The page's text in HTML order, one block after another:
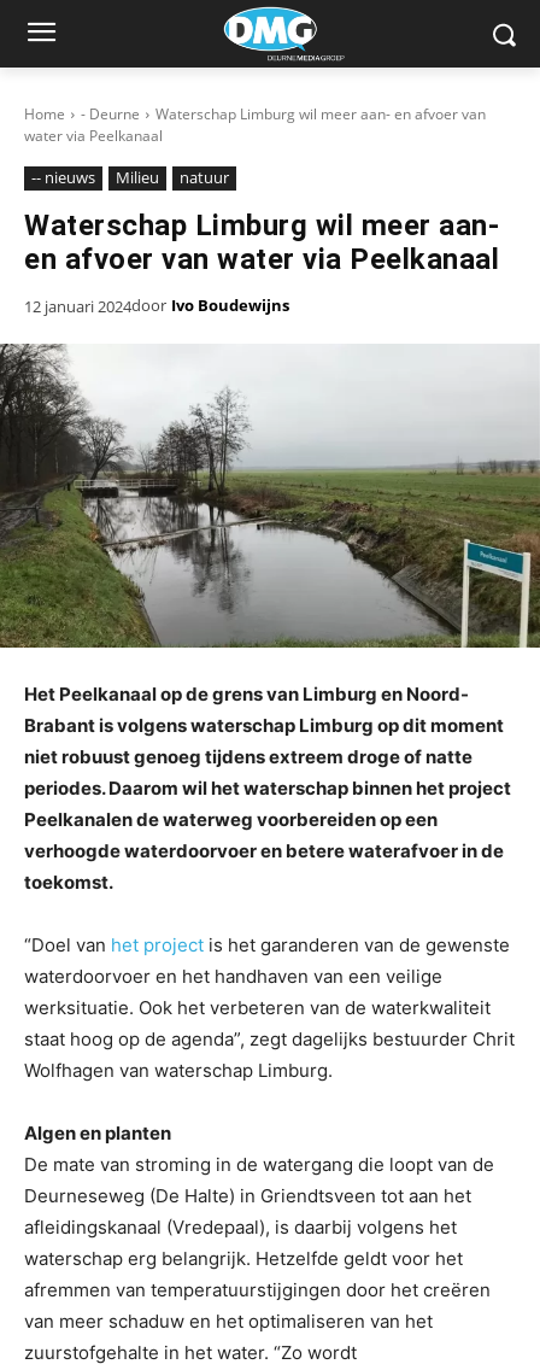
Home - Deurne
Waterschap Limburg wil meer aan- en afvoer van
water via Peelkanaal
-- nieuws Milieu natuur
Waterschap Limburg wil meer aan-
en afvoer van water via Peelkanaal
12 januari 2024door Ivo Boudewijns
Het Peelkanaal op de grens van Limburg en Noord-
Brabant is volgens waterschap Limburg op dit moment
niet robuust genoeg tijdens extreem droge of natte
periodes. Daarom wil het waterschap binnen het project
Peelkanalen de waterweg voorbereiden op een
verhoogde waterdoorvoer en betere waterafvoer in de
toekomst.
“Doel van het project is het garanderen van de gewenste
waterdoorvoer en het handhaven van een veilige
werksituatie. Ook het verbeteren van de waterkwaliteit
staat hoog op de agenda”, zegt dagelijks bestuurder Chrit
Wolfhagen van waterschap Limburg.
Algen en planten
De mate van stroming in de watergang die loopt van de
Deurneseweg (De Halte) in Griendtsveen tot aan het
afleidingskanaal (Vredepaal), is daarbij volgens het
waterschap erg belangrijk. Hetzelfde geldt voor het
afremmen van temperatuurstijgingen door het creëren
van meer schaduw en het optimaliseren van het
zuurstofgehalte in het water. “Zo wordt